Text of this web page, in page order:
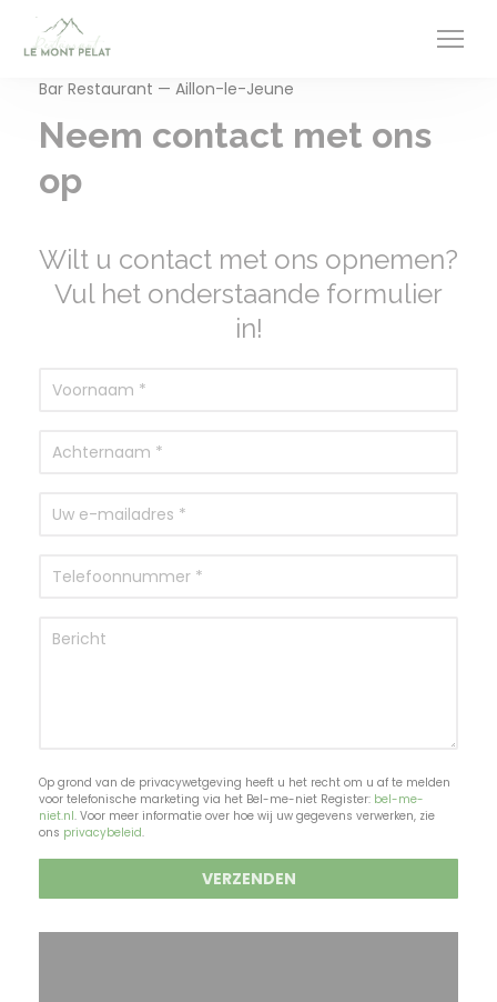
Cookies beheer paneel
Bar Restaurant — Aillon-le-Jeune
Neem contact met ons
op
Wilt u contact met ons opnemen?
Vul het onderstaande formulier
in!
Op grond van de privacywetgeving heeft u het recht om u af te melden
voor telefonische marketing via het Bel-me-niet Register: bel-me-
niet.nl. Voor meer informatie over hoe wij uw gegevens verwerken, zie
ons privacybeleid.